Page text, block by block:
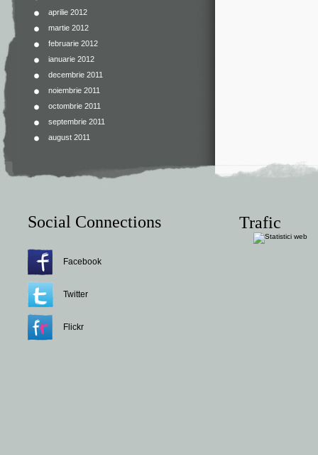
aprilie 2012
martie 2012
februarie 2012
ianuarie 2012
decembrie 2011
noiembrie 2011
octombrie 2011
septembrie 2011
august 2011
Social Connections
Facebook
Twitter
Flickr
Trafic